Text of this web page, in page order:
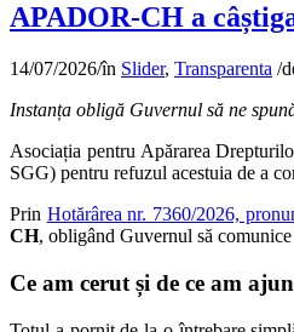
APADOR-CH a
14/07/2026/în Slider, Transparenta /
Instanța obligă Guvernul să ne
Asociația pentru Apărarea
SGG) pentru refuzul acestuia de a
Prin Hotărârea nr. 7360/2026,
CH, obligând Guvernul să
Ce am cerut și de ce am